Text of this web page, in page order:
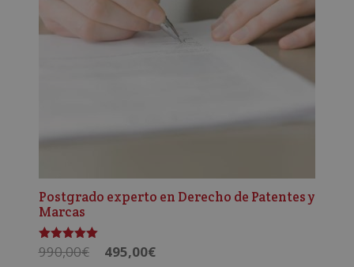
Postgrado experto en Derecho de Patentes y
Marcas
Valorado
con
990,00€
El
495,00€El